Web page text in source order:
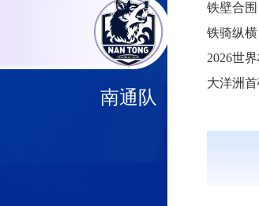
南通队
铁壁合
铁骑纵